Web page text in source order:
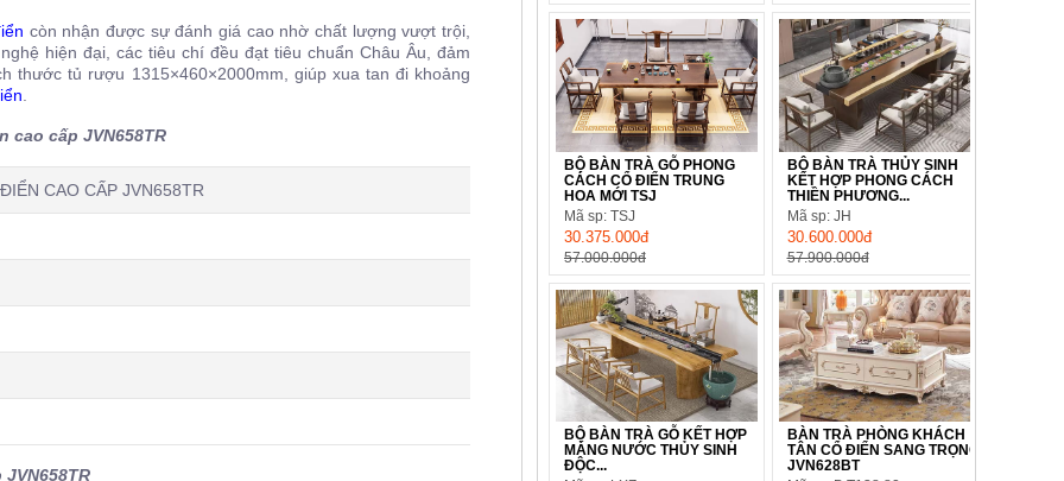
còn nhận được sự đánh giá cao nhờ chất lượng vượt trội,
hiện đại, các tiêu chí đều đạt tiêu chuẩn Châu Âu, đảm
tủ rượu 1315×460×2000mm, giúp xua tan đi khoảng
cấp JVN658TR
CAO CẤP JVN658TR
BỘ BÀN TRÀ GỖ PHONG
CÁCH CỔ ĐIỂN TRUNG
HOA MỚI TSJ
Mã sp: TSJ
30.375.000đ
57.000.000đ
BỘ BÀN TRÀ THỦY SINH
KẾT HỢP PHONG CÁCH
THIỀN PHƯƠNG...
Mã sp: JH
30.600.000đ
57.900.000đ
BỘ BÀN TRÀ GỖ KẾT HỢP
MÁNG NƯỚC THỦY SINH
ĐỘC...
BÀN TRÀ PHÒNG KHÁCH
TÂN CỔ ĐIỂN SANG TRỌNG
JVN628BT